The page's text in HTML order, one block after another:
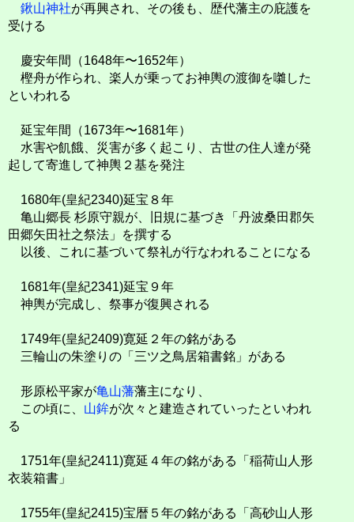
鍬山神社が再興され、その後も、歴代藩主の庇護を
受ける
慶安年間（1648年〜1652年）
樫舟が作られ、楽人が乗ってお神輿の渡御を囃した
といわれる
延宝年間（1673年〜1681年）
水害や飢餓、災害が多く起こり、古世の住人達が発
起して寄進して神輿２基を発注
1680年(皇紀2340)延宝８年
亀山郷長 杉原守親が、旧規に基づき「丹波桑田郡矢
田郷矢田社之祭法」を撰する
以後、これに基づいて祭礼が行なわれることになる
1681年(皇紀2341)延宝９年
神輿が完成し、祭事が復興される
1749年(皇紀2409)寛延２年の銘がある
三輪山の朱塗りの「三ツ之鳥居箱書銘」がある
形原松平家が亀山藩藩主になり、
この頃に、 山鉾が次々と建造されていったといわれ
る
1751年(皇紀2411)寛延４年の銘がある「稲荷山人形
衣装箱書」
1755年(皇紀2415)宝暦５年の銘がある「高砂山人形